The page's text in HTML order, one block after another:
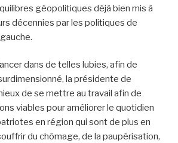
géopolitiques déjà bien mis à
décennies par les politiques de
dans de telles lubies, afin de
la présidente de
de se mettre au travail afin de
viables pour améliorer le quotidien
en région qui sont de plus en
du chômage, de la paupérisation,